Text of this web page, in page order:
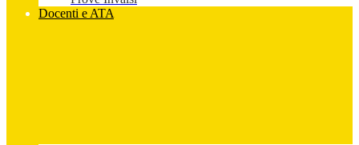
Docenti e ATA